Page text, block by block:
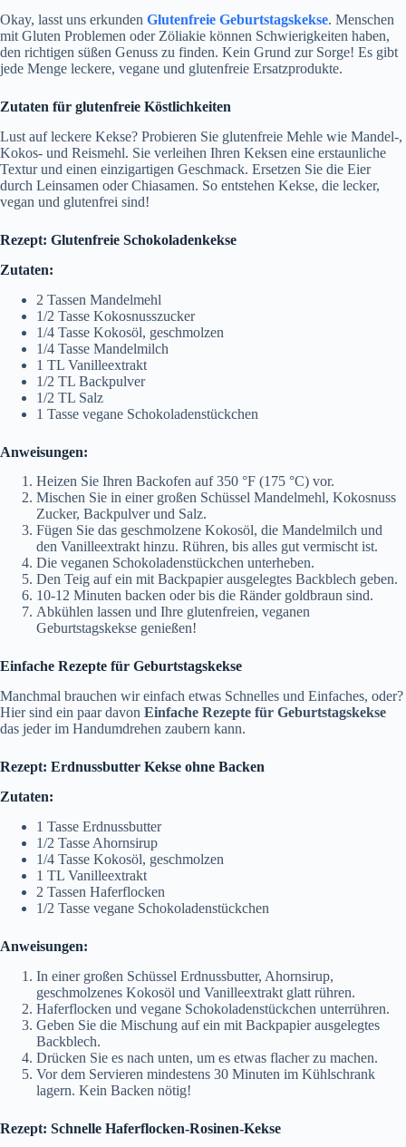
Okay, lasst uns erkunden Glutenfreie Geburtstagskekse. Menschen
mit Gluten Problemen oder Zöliakie können Schwierigkeiten haben,
den richtigen süßen Genuss zu finden. Kein Grund zur Sorge! Es gibt
jede Menge leckere, vegane und glutenfreie Ersatzprodukte.
Zutaten für glutenfreie Köstlichkeiten
Lust auf leckere Kekse? Probieren Sie glutenfreie Mehle wie Mandel-,
Kokos- und Reismehl. Sie verleihen Ihren Keksen eine erstaunliche
Textur und einen einzigartigen Geschmack. Ersetzen Sie die Eier
durch Leinsamen oder Chiasamen. So entstehen Kekse, die lecker,
vegan und glutenfrei sind!
Rezept: Glutenfreie Schokoladenkekse
Zutaten:
2 Tassen Mandelmehl
1/2 Tasse Kokosnusszucker
1/4 Tasse Kokosöl, geschmolzen
1/4 Tasse Mandelmilch
1 TL Vanilleextrakt
1/2 TL Backpulver
1/2 TL Salz
1 Tasse vegane Schokoladenstückchen
Anweisungen:
Heizen Sie Ihren Backofen auf 350 °F (175 °C) vor.
Mischen Sie in einer großen Schüssel Mandelmehl, Kokosnuss
Zucker, Backpulver und Salz.
Fügen Sie das geschmolzene Kokosöl, die Mandelmilch und
den Vanilleextrakt hinzu. Rühren, bis alles gut vermischt ist.
Die veganen Schokoladenstückchen unterheben.
Den Teig auf ein mit Backpapier ausgelegtes Backblech geben.
10-12 Minuten backen oder bis die Ränder goldbraun sind.
Abkühlen lassen und Ihre glutenfreien, veganen
Geburtstagskekse genießen!
Einfache Rezepte für Geburtstagskekse
Manchmal brauchen wir einfach etwas Schnelles und Einfaches, oder?
Hier sind ein paar davon Einfache Rezepte für Geburtstagskekse
das jeder im Handumdrehen zaubern kann.
Rezept: Erdnussbutter Kekse ohne Backen
Zutaten:
1 Tasse Erdnussbutter
1/2 Tasse Ahornsirup
1/4 Tasse Kokosöl, geschmolzen
1 TL Vanilleextrakt
2 Tassen Haferflocken
1/2 Tasse vegane Schokoladenstückchen
Anweisungen:
In einer großen Schüssel Erdnussbutter, Ahornsirup,
geschmolzenes Kokosöl und Vanilleextrakt glatt rühren.
Haferflocken und vegane Schokoladenstückchen unterrühren.
Geben Sie die Mischung auf ein mit Backpapier ausgelegtes
Backblech.
Drücken Sie es nach unten, um es etwas flacher zu machen.
Vor dem Servieren mindestens 30 Minuten im Kühlschrank
lagern. Kein Backen nötig!
Rezept: Schnelle Haferflocken-Rosinen-Kekse